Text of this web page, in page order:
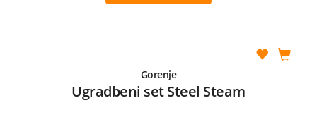
Gorenje
Ugradbeni set Steel Steam